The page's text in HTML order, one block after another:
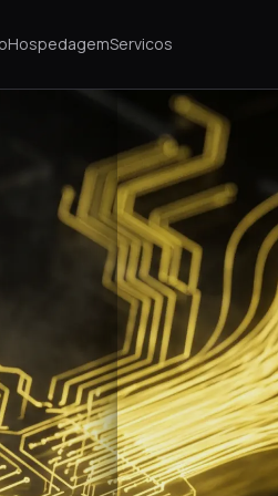
HospedagemServicos